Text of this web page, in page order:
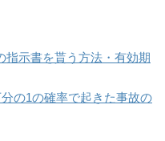
指示書を貰う方法・有効期
の1の確率で起きた事故の